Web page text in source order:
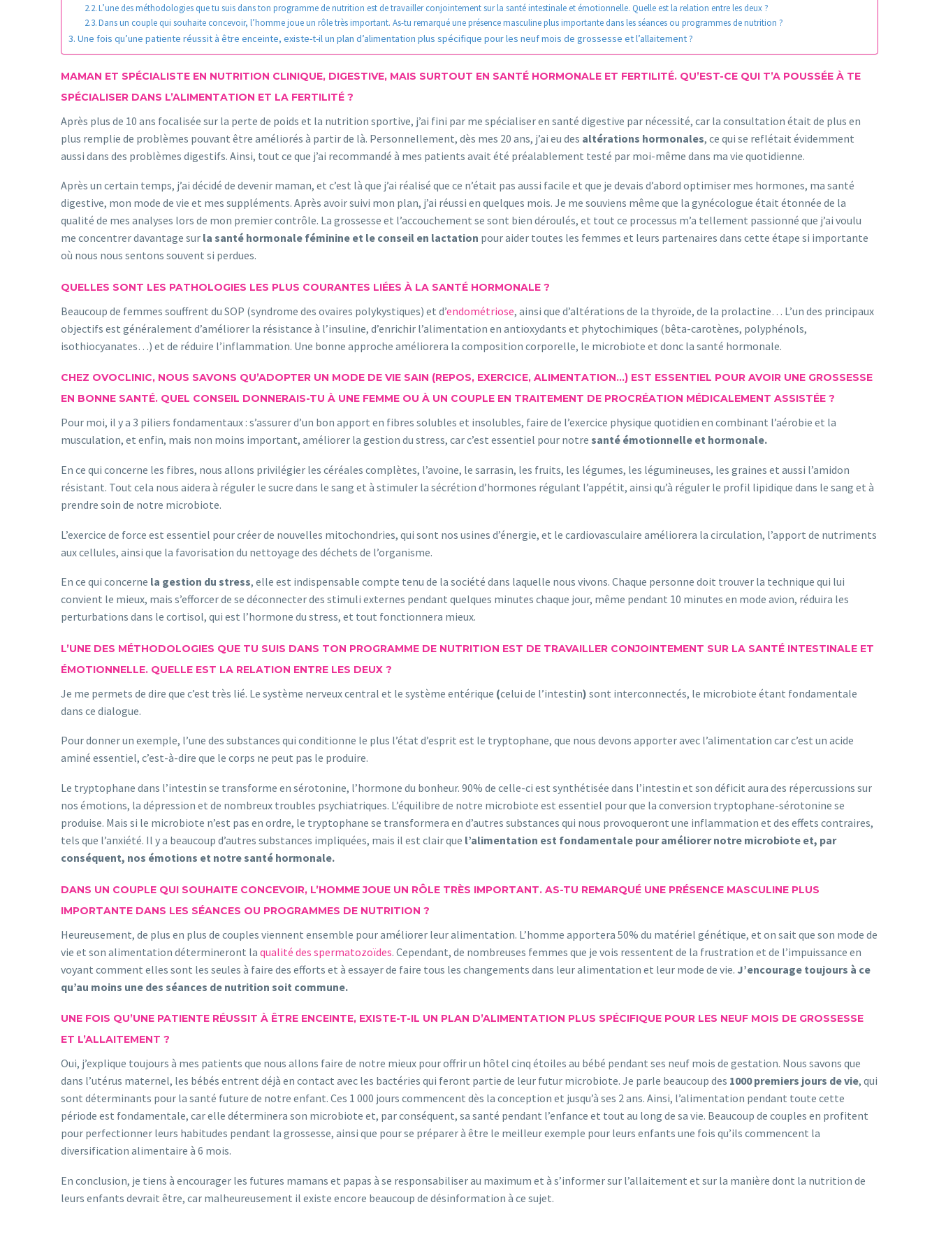
L’une des méthodologies que tu suis dans ton programme de nutrition est de travailler conjointement sur la santé intestinale et émotionnelle. Quelle est la relation entre les deux ?
Dans un couple qui souhaite concevoir, l’homme joue un rôle très important. As-tu remarqué une présence masculine plus importante dans les séances ou programmes de nutrition ?
Une fois qu’une patiente réussit à être enceinte, existe-t-il un plan d’alimentation plus spécifique pour les neuf mois de grossesse et l’allaitement ?
MAMAN ET SPÉCIALISTE EN NUTRITION CLINIQUE, DIGESTIVE, MAIS SURTOUT EN SANTÉ HORMONALE ET FERTILITÉ. QU’EST-CE QUI T’A POUSSÉE À TE
SPÉCIALISER DANS L’ALIMENTATION ET LA FERTILITÉ ?
Après plus de 10 ans focalisée sur la perte de poids et la nutrition sportive, j’ai fini par me spécialiser en santé digestive par nécessité, car la consultation était de plus en
plus remplie de problèmes pouvant être améliorés à partir de là. Personnellement, dès mes 20 ans, j’ai eu des altérations hormonales, ce qui se reflétait évidemment
aussi dans des problèmes digestifs. Ainsi, tout ce que j’ai recommandé à mes patients avait été préalablement testé par moi-même dans ma vie quotidienne.
Après un certain temps, j’ai décidé de devenir maman, et c’est là que j’ai réalisé que ce n’était pas aussi facile et que je devais d’abord optimiser mes hormones, ma santé
digestive, mon mode de vie et mes suppléments. Après avoir suivi mon plan, j’ai réussi en quelques mois. Je me souviens même que la gynécologue était étonnée de la
qualité de mes analyses lors de mon premier contrôle. La grossesse et l’accouchement se sont bien déroulés, et tout ce processus m’a tellement passionné que j’ai voulu
me concentrer davantage sur la santé hormonale féminine et le conseil en lactation pour aider toutes les femmes et leurs partenaires dans cette étape si importante
où nous nous sentons souvent si perdues.
QUELLES SONT LES PATHOLOGIES LES PLUS COURANTES LIÉES À LA SANTÉ HORMONALE ?
Beaucoup de femmes souffrent du SOP (syndrome des ovaires polykystiques) et d’endométriose, ainsi que d’altérations de la thyroïde, de la prolactine… L’un des principaux
objectifs est généralement d’améliorer la résistance à l’insuline, d’enrichir l’alimentation en antioxydants et phytochimiques (bêta-carotènes, polyphénols,
isothiocyanates…) et de réduire l’inflammation. Une bonne approche améliorera la composition corporelle, le microbiote et donc la santé hormonale.
CHEZ OVOCLINIC, NOUS SAVONS QU’ADOPTER UN MODE DE VIE SAIN (REPOS, EXERCICE, ALIMENTATION…) EST ESSENTIEL POUR AVOIR UNE GROSSESSE
EN BONNE SANTÉ. QUEL CONSEIL DONNERAIS-TU À UNE FEMME OU À UN COUPLE EN TRAITEMENT DE PROCRÉATION MÉDICALEMENT ASSISTÉE ?
Pour moi, il y a 3 piliers fondamentaux : s’assurer d’un bon apport en fibres solubles et insolubles, faire de l’exercice physique quotidien en combinant l’aérobie et la
musculation, et enfin, mais non moins important, améliorer la gestion du stress, car c’est essentiel pour notre santé émotionnelle et hormonale.
En ce qui concerne les fibres, nous allons privilégier les céréales complètes, l’avoine, le sarrasin, les fruits, les légumes, les légumineuses, les graines et aussi l’amidon
résistant. Tout cela nous aidera à réguler le sucre dans le sang et à stimuler la sécrétion d’hormones régulant l’appétit, ainsi qu’à réguler le profil lipidique dans le sang et à
prendre soin de notre microbiote.
L’exercice de force est essentiel pour créer de nouvelles mitochondries, qui sont nos usines d’énergie, et le cardiovasculaire améliorera la circulation, l’apport de nutriments
aux cellules, ainsi que la favorisation du nettoyage des déchets de l’organisme.
En ce qui concerne la gestion du stress, elle est indispensable compte tenu de la société dans laquelle nous vivons. Chaque personne doit trouver la technique qui lui
convient le mieux, mais s’efforcer de se déconnecter des stimuli externes pendant quelques minutes chaque jour, même pendant 10 minutes en mode avion, réduira les
perturbations dans le cortisol, qui est l’hormone du stress, et tout fonctionnera mieux.
L’UNE DES MÉTHODOLOGIES QUE TU SUIS DANS TON PROGRAMME DE NUTRITION EST DE TRAVAILLER CONJOINTEMENT SUR LA SANTÉ INTESTINALE ET
ÉMOTIONNELLE. QUELLE EST LA RELATION ENTRE LES DEUX ?
Je me permets de dire que c’est très lié. Le système nerveux central et le système entérique (celui de l’intestin) sont interconnectés, le microbiote étant fondamentale
dans ce dialogue.
Pour donner un exemple, l’une des substances qui conditionne le plus l’état d’esprit est le tryptophane, que nous devons apporter avec l’alimentation car c’est un acide
aminé essentiel, c’est-à-dire que le corps ne peut pas le produire.
Le tryptophane dans l’intestin se transforme en sérotonine, l’hormone du bonheur. 90% de celle-ci est synthétisée dans l’intestin et son déficit aura des répercussions sur
nos émotions, la dépression et de nombreux troubles psychiatriques. L’équilibre de notre microbiote est essentiel pour que la conversion tryptophane-sérotonine se
produise. Mais si le microbiote n’est pas en ordre, le tryptophane se transformera en d’autres substances qui nous provoqueront une inflammation et des effets contraires,
tels que l’anxiété. Il y a beaucoup d’autres substances impliquées, mais il est clair que l’alimentation est fondamentale pour améliorer notre microbiote et, par
conséquent, nos émotions et notre santé hormonale.
DANS UN COUPLE QUI SOUHAITE CONCEVOIR, L’HOMME JOUE UN RÔLE TRÈS IMPORTANT. AS-TU REMARQUÉ UNE PRÉSENCE MASCULINE PLUS
IMPORTANTE DANS LES SÉANCES OU PROGRAMMES DE NUTRITION ?
Heureusement, de plus en plus de couples viennent ensemble pour améliorer leur alimentation. L’homme apportera 50% du matériel génétique, et on sait que son mode de
vie et son alimentation détermineront la qualité des spermatozoïdes. Cependant, de nombreuses femmes que je vois ressentent de la frustration et de l’impuissance en
voyant comment elles sont les seules à faire des efforts et à essayer de faire tous les changements dans leur alimentation et leur mode de vie. J’encourage toujours à ce
qu’au moins une des séances de nutrition soit commune.
UNE FOIS QU’UNE PATIENTE RÉUSSIT À ÊTRE ENCEINTE, EXISTE-T-IL UN PLAN D’ALIMENTATION PLUS SPÉCIFIQUE POUR LES NEUF MOIS DE GROSSESSE
ET L’ALLAITEMENT ?
Oui, j’explique toujours à mes patients que nous allons faire de notre mieux pour offrir un hôtel cinq étoiles au bébé pendant ses neuf mois de gestation. Nous savons que
dans l’utérus maternel, les bébés entrent déjà en contact avec les bactéries qui feront partie de leur futur microbiote. Je parle beaucoup des 1000 premiers jours de vie, qui
sont déterminants pour la santé future de notre enfant. Ces 1 000 jours commencent dès la conception et jusqu’à ses 2 ans. Ainsi, l’alimentation pendant toute cette
période est fondamentale, car elle déterminera son microbiote et, par conséquent, sa santé pendant l’enfance et tout au long de sa vie. Beaucoup de couples en profitent
pour perfectionner leurs habitudes pendant la grossesse, ainsi que pour se préparer à être le meilleur exemple pour leurs enfants une fois qu’ils commencent la
diversification alimentaire à 6 mois.
En conclusion, je tiens à encourager les futures mamans et papas à se responsabiliser au maximum et à s’informer sur l’allaitement et sur la manière dont la nutrition de
leurs enfants devrait être, car malheureusement il existe encore beaucoup de désinformation à ce sujet.